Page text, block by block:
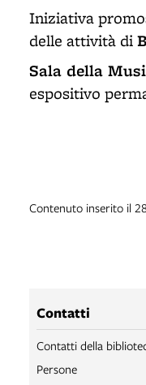
Iniziativa
delle attività di
Sala della
espositivo
Contenuto inserito il
Contatti
Contatti della
Persone